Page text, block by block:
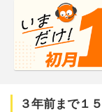
３年前まで１